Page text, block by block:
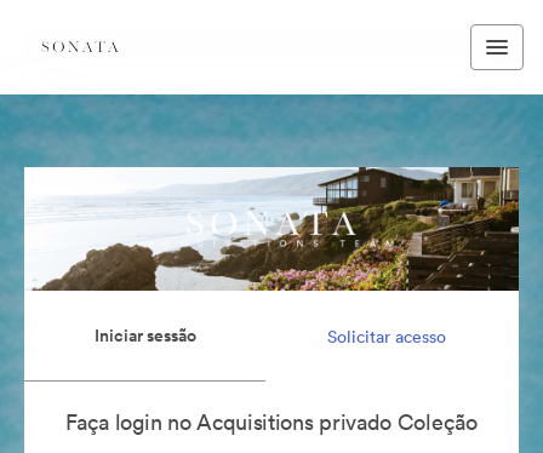
Iniciar sessão Solicitar acesso
Faça login no Acquisitions privado Coleção